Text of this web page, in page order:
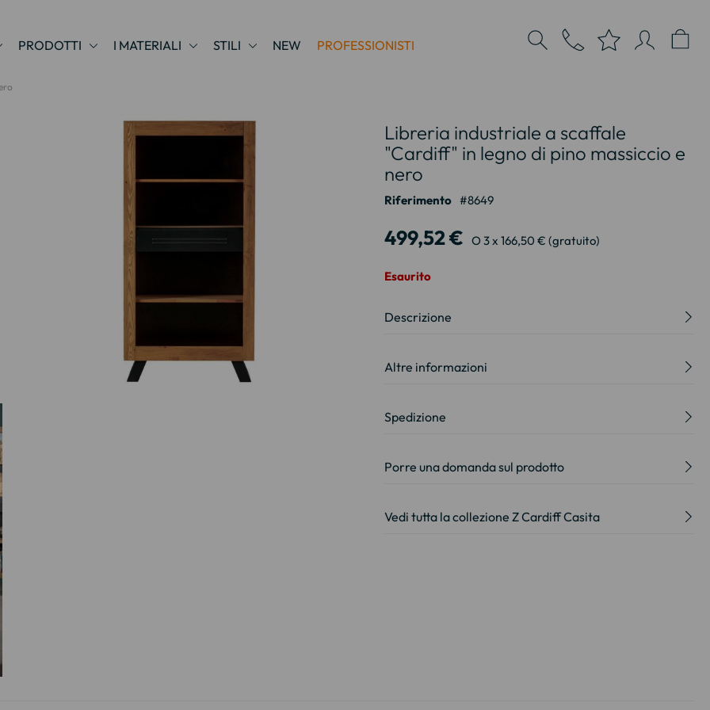
PRODOTTI I MATERIALI STILI NEW PROFESSIONISTI
Libreria industriale a scaffale
"Cardiff" in legno di pino massiccio e
nero
Riferimento 8649
499,52 € O 3 x 166,50 € (gratuito)
Esaurito
Descrizione
Altre informazioni
Spedizione
Porre una domanda sul prodotto
Vedi tutta la collezione Z Cardiff Casita